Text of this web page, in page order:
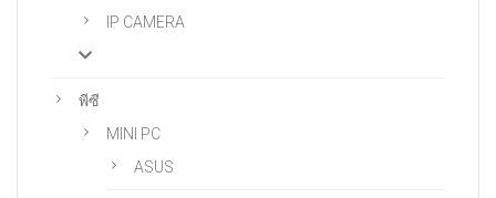
IP CAMERA
พีซี
MINI PC
ASUS